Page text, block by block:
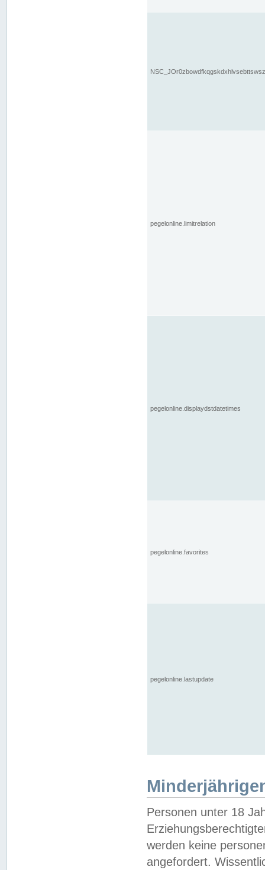
pegelonline.limitrelation
pegelonline.displaydstdatetimes
pegelonline.favorites
pegelonline.lastupdate
Personen unter 18
werden keine
angefordert.